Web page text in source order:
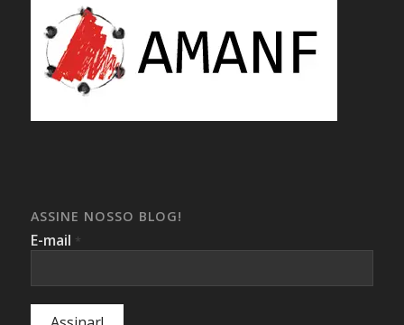
ASSINE NOSSO BLOG!
E-mail *